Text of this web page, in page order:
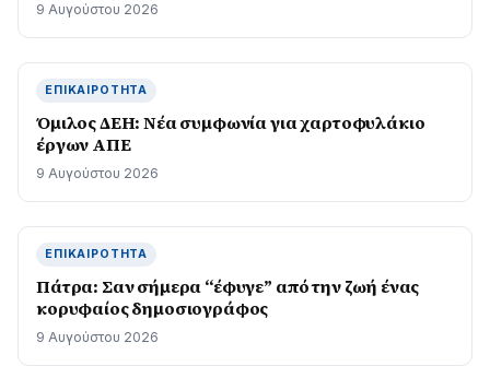
9 Αυγούστου 2026
ΕΠΙΚΑΙΡΌΤΗΤΑ
Όμιλος ΔΕΗ: Νέα συμφωνία για χαρτοφυλάκιο
έργων ΑΠΕ
9 Αυγούστου 2026
ΕΠΙΚΑΙΡΌΤΗΤΑ
Πάτρα: Σαν σήμερα “έφυγε” από την ζωή ένας
κορυφαίος δημοσιογράφος
9 Αυγούστου 2026